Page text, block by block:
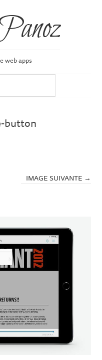
web apps
button
IMAGE SUIVANTE →